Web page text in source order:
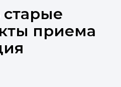
старые
приема